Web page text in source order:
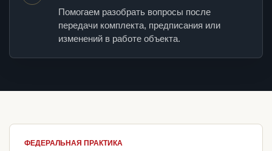
Помогаем разобрать вопросы после
передачи комплекта, предписания или
изменений в работе объекта.
ФЕДЕРАЛЬНАЯ ПРАКТИКА